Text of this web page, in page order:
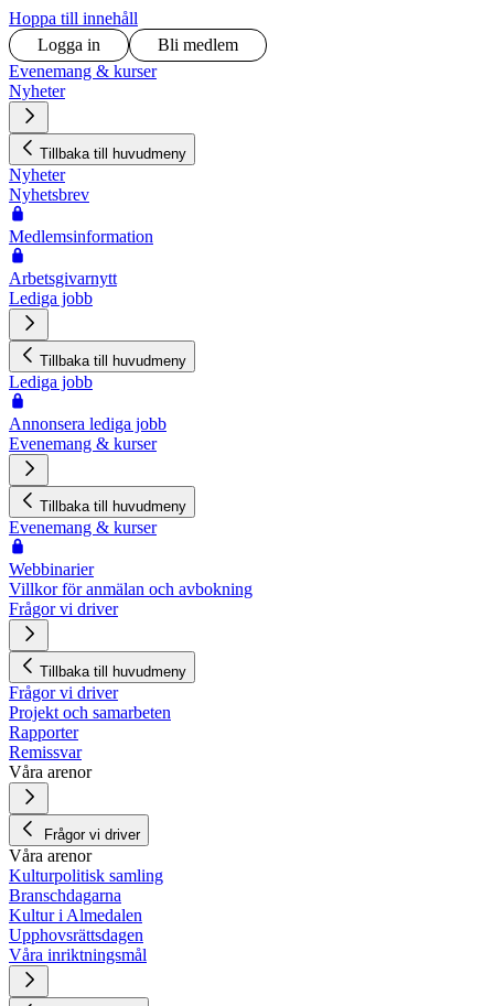
Hoppa till innehåll
Logga in
Bli medlem
Evenemang & kurser
Nyheter
Tillbaka till huvudmeny
Nyheter
Nyhetsbrev
Medlemsinformation
Arbetsgivarnytt
Lediga jobb
Tillbaka till huvudmeny
Lediga jobb
Annonsera lediga jobb
Evenemang & kurser
Tillbaka till huvudmeny
Evenemang & kurser
Webbinarier
Villkor för anmälan och avbokning
Frågor vi driver
Tillbaka till huvudmeny
Frågor vi driver
Projekt och samarbeten
Rapporter
Remissvar
Våra arenor
Frågor vi driver
Våra arenor
Kulturpolitisk samling
Branschdagarna
Kultur i Almedalen
Upphovsrättsdagen
Våra inriktningsmål